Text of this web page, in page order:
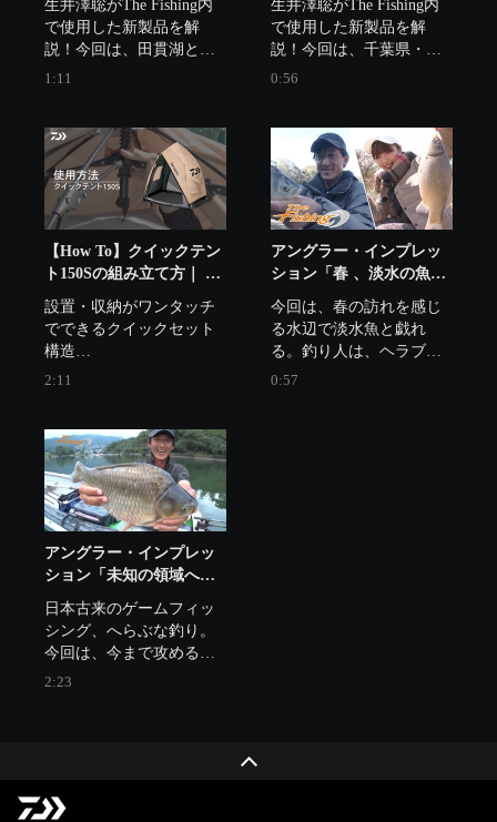
「自然美を味わう 秋のヘ
ラブナ釣り」
生井澤聡がThe Fishing内
で使用した新製品を解
説！今回は、田貫湖と西
1:11
「照英が挑む！奥深きヘ
ラブナ釣りの世界」
生井澤聡がThe Fishing内
で使用した新製品を解
説！今回は、千葉県・三
島湖でヘラブナ釣り！
0:56
【How To】クイックテン
ト150Sの組み立て方｜ ワ
ンタッチで設置、収納可
能なテント
設置・収納がワンタッチ
でできるクイックセット
構造
サブフレームで簡単設
厚手生地フライシートは
目止め加工済みなので耐
久性に優れ、雨や防寒対
策に最適
開口部からの雨などの浸
入を防ぐ折りたたみ式ひ
さし付き
シュ天窓
専用ターポリンインナー
シートを標準装備（約
108×133cm）
2:11
アングラー・インプレッ
ション「春 、淡水の魚た
ちと戯れるマブナ＆ヘラ
ブナ釣り」THEフィッシ
ング（2021年3月27日）
今回は、春の訪れを感じ
る水辺で淡水魚と戯れ
る。釣り人は、ヘラブナ
釣りの名手・生井澤聡。
0:57
アングラー・インプレッ
ション「未知の領域への
挑戦 へらぶな釣りの新た
な世界」
日本古来のゲームフィッ
シング、へらぶな釣り。
今回は、今まで攻めるこ
とができなかった未知の
2:23